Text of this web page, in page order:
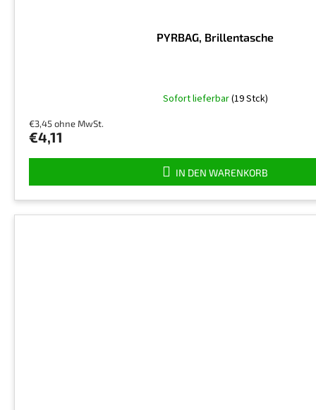
PYRBAG, Brillentasche
Sofort lieferbar(19 Stck)
€3,45 ohne MwSt.
€4,11
IN DEN WARENKORB